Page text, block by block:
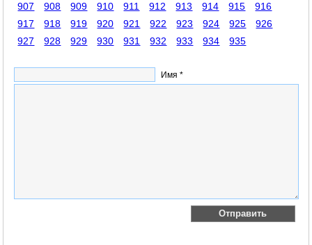
907
908 909 910 911 912 913 914 915
916
917
918 919 920 921 922 923 924 925
926
927
928 929 930 931 932 933 934 935
Имя *